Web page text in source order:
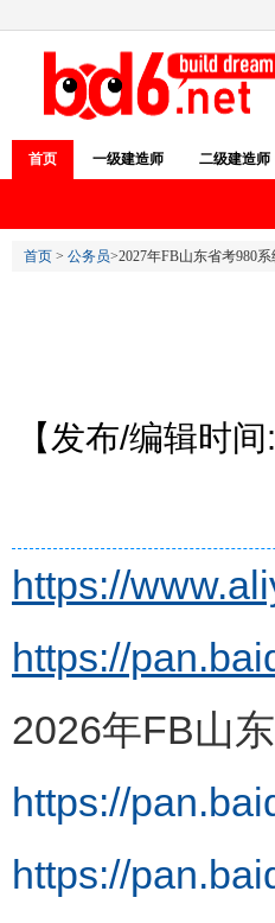
首页 一级建造师 二级建造师
首页 > 公务员>2027年FB山东省考980
【发布/编辑时
https://
https://
2026年FB山
https://
https://